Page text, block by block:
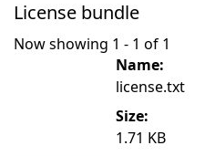
License bundle
Now showing 1 - 1 of 1
Name:
license.txt
Size:
1.71 KB